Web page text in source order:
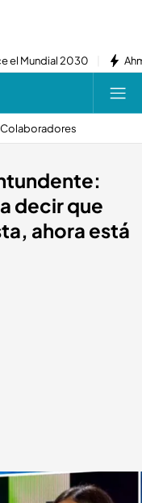
el Mundial 2030
Colaboradores
decir que
ahora está